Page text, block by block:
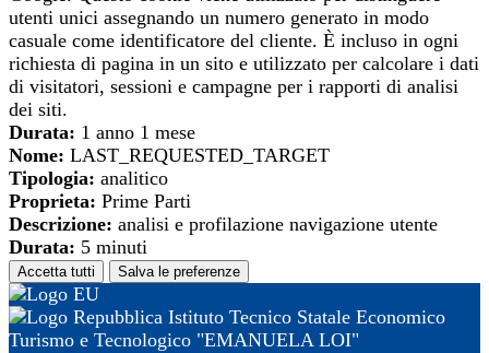
utenti unici assegnando un numero generato in modo
casuale come identificatore del cliente. È incluso in ogni
richiesta di pagina in un sito e utilizzato per calcolare i dati
di visitatori, sessioni e campagne per i rapporti di analisi
dei siti.
Durata: 1 anno 1 mese
Nome: LAST_REQUESTED_TARGET
Tipologia: analitico
Proprieta: Prime Parti
Descrizione: analisi e profilazione navigazione utente
Durata: 5 minuti
Accetta tutti Salva le preferenze
Istituto Tecnico Statale Economico
Turismo e Tecnologico "EMANUELA LOI"